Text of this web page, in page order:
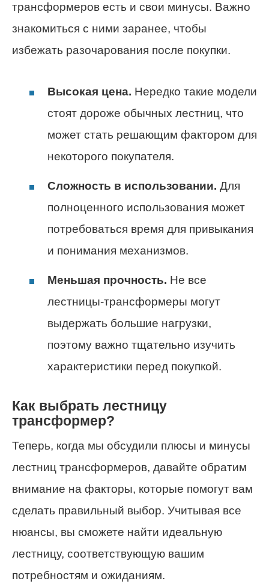
трансформеров есть и свои минусы. Важно
знакомиться с ними заранее, чтобы
избежать разочарования после покупки.
Высокая цена. Нередко такие модели
стоят дороже обычных лестниц, что
может стать решающим фактором для
некоторого покупателя.
Сложность в использовании. Для
полноценного использования может
потребоваться время для привыкания
и понимания механизмов.
Меньшая прочность. Не все
лестницы-трансформеры могут
выдержать большие нагрузки,
поэтому важно тщательно изучить
характеристики перед покупкой.
Как выбрать лестницу
трансформер?
Теперь, когда мы обсудили плюсы и минусы
лестниц трансформеров, давайте обратим
внимание на факторы, которые помогут вам
сделать правильный выбор. Учитывая все
нюансы, вы сможете найти идеальную
лестницу, соответствующую вашим
потребностям и ожиданиям.